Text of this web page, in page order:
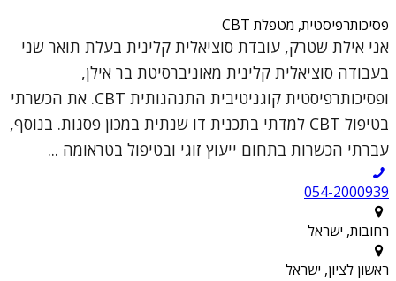
פסיכותרפיסטית, מטפלת CBT
אני אילת שטרק, עובדת סוציאלית קלינית בעלת תואר שני
בעבודה סוציאלית קלינית מאוניברסיטת בר אילן,
ופסיכותרפיסטית קוגניטיבית התנהגותית CBT. את הכשרתי
בטיפול CBT למדתי בתכנית דו שנתית במכון פסגות. בנוסף,
עברתי הכשרות בתחום ייעוץ זוגי ובטיפול בטראומה ...
054-2000939
רחובות, ישראל
ראשון לציון, ישראל